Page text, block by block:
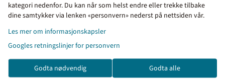
gjenstander lettere skal komme til rette
materialer. Dekalene er utstyrt med lim på baksiden og er praktisk talt umulig
å fjerne når den er festet på en gjenstand.
Dette er i realiteten små graverte skilt som er laget på en bøyelig folie med
lim. Graverte asset tag`s leveres i små opplag på 100 stk med målene 32 x
Priser inkl. eller ekskl.
mva
I denne butikken kan du
velge om du vil se prisene
med eller uten moms.
kategori nedenfor. Du kan når som helst endre eller trekke tilbake
dine samtykker via lenken «personvern» nederst på nettsiden vår.
Les mer om informasjonskapsler
Googles retningslinjer for personvern
Godta nødvendig Godta alle